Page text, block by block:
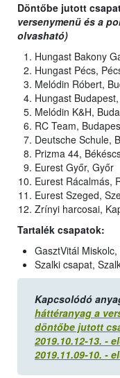
Döntőbe jutott
versenymenü és a
olvasható)
Hungast Bakony
Hungast Pécs,
Melódin Róbert,
Hungast
Melódin K&H,
RC Team,
Deutsche Schule,
Prizma 44,
Eurest Győr, Győr
Eurest Rácalmás,
Eurest Szeged,
Zrínyi harcosai,
Tartalék csapatok:
GasztVitál
Szalki csapat,
Kapcsolódó
háttéranyag a
döntőbe jutott
2019.10.12-13. -
2019.11.09-10. -